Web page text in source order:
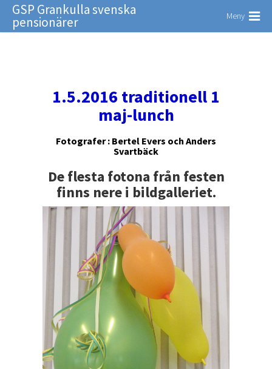
GSP Grankulla svenska
pensionärer Meny
1.5.2016 traditionell 1
maj-lunch
Fotografer : Bertel Evers och Anders
Svartbäck
De flesta fotona från festen
finns nere i bildgalleriet.